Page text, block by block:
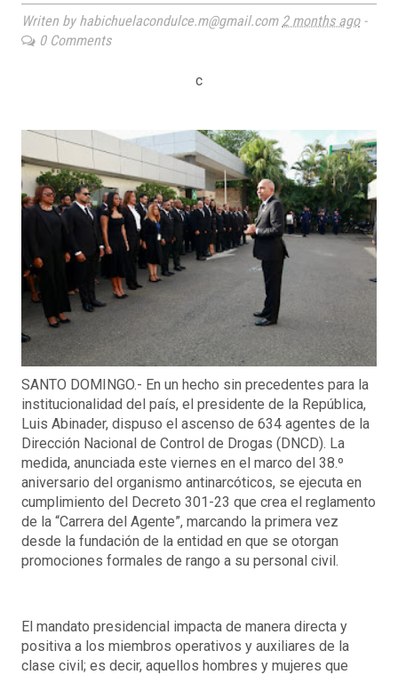
Writen by habichuelacondulce.m@gmail.com 2 months ago-
0 Comments
c
SANTO DOMINGO.- En un hecho sin precedentes para la
institucionalidad del país, el presidente de la República,
Luis Abinader, dispuso el ascenso de 634 agentes de la
Dirección Nacional de Control de Drogas (DNCD). La
medida, anunciada este viernes en el marco del 38.º
aniversario del organismo antinarcóticos, se ejecuta en
cumplimiento del Decreto 301-23 que crea el reglamento
de la “Carrera del Agente”, marcando la primera vez
desde la fundación de la entidad en que se otorgan
promociones formales de rango a su personal civil.
El mandato presidencial impacta de manera directa y
positiva a los miembros operativos y auxiliares de la
clase civil; es decir, aquellos hombres y mujeres que